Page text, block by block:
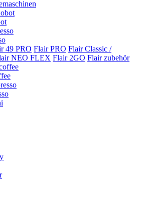
49 PRO Flair PRO Flair Classic /
NEO FLEX Flair 2GO Flair zubehör